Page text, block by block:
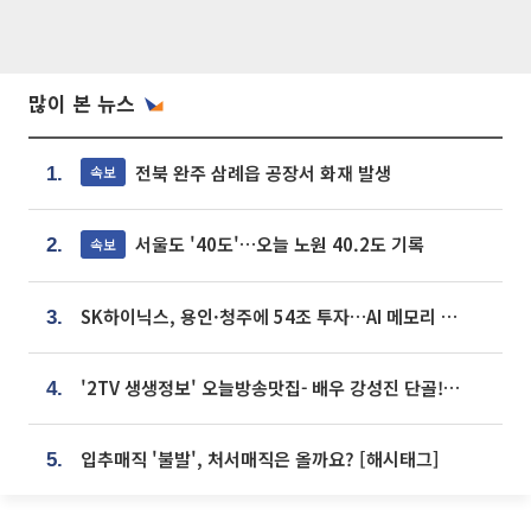
많이 본 뉴스
1. 속보 전북 완주 삼례읍 공장서 화재 발생
2. 속보 서울도 '40도'…오늘 노원 40.2도 기록
3. SK하이닉스, 용인·청주에 54조 투자…AI 메모리 생산기지 키운다
4. '2TV 생생정보' 오늘방송맛집- 배우 강성진 단골! 쌀국수ㆍ푸팟퐁 커리 맛집 '블○○○'
5. 입추매직 '불발', 처서매직은 올까요? [해시태그]